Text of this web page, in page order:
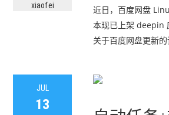
xiaofei
近日，百度网盘
本现已上架 deepin
关于百度网盘更新
JUL
13